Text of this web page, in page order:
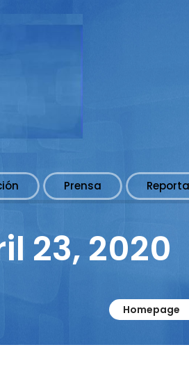
Prensa
23, 2020
Homepage